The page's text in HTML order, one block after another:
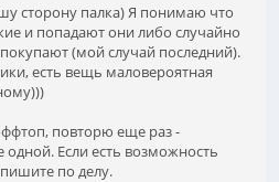
сторону палка) Я понимаю что
и попадают они либо случайно
(мой случай последний).
есть вещь маловероятная
повторю еще раз -
Если есть возможность
по делу.